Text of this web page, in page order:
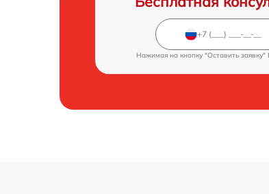
Нажимая на кнопку "Оставить заявку"